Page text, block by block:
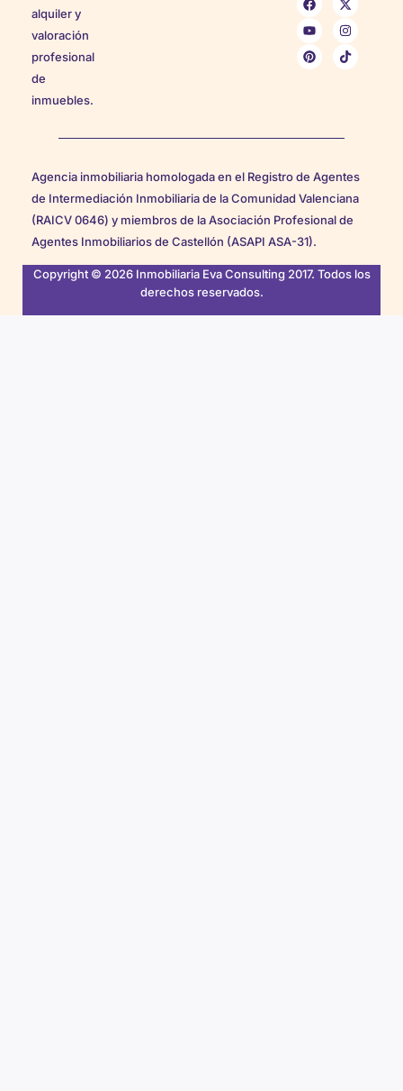
alquiler y
valoración
profesional
de
inmuebles.
Agencia inmobiliaria homologada en el Registro de Agentes
de Intermediación Inmobiliaria de la Comunidad Valenciana
(RAICV 0646) y miembros de la Asociación Profesional de
Agentes Inmobiliarios de Castellón (ASAPI ASA-31).
Copyright © 2026 Inmobiliaria Eva Consulting 2017. Todos los
derechos reservados.